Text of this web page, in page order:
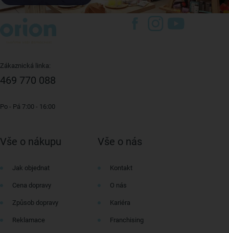
Zákaznická linka:
469 770 088
Po - Pá 7:00 - 16:00
Vše o nákupu
Jak objednat
Cena dopravy
Způsob dopravy
Reklamace
Vše o nás
Kontakt
O nás
Kariéra
Franchising